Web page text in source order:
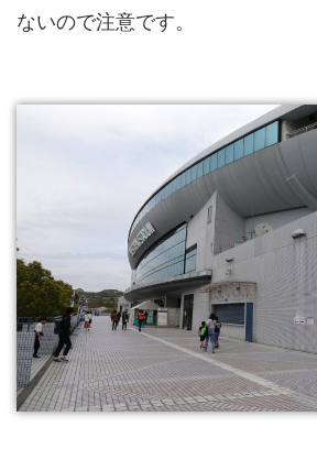
ないので注意です。